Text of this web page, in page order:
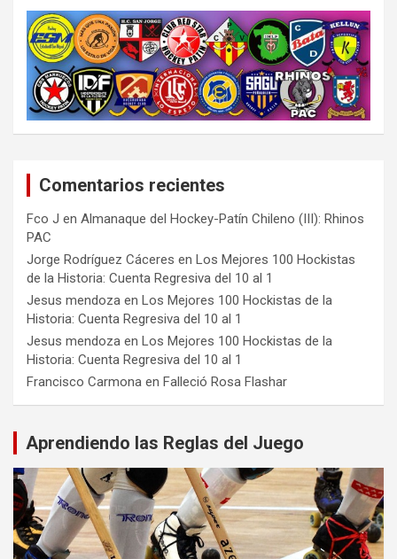
Comentarios recientes
Fco J en Almanaque del Hockey-Patín Chileno (III): Rhinos
PAC
Jorge Rodríguez Cáceres en Los Mejores 100 Hockistas
de la Historia: Cuenta Regresiva del 10 al 1
Jesus mendoza en Los Mejores 100 Hockistas de la
Historia: Cuenta Regresiva del 10 al 1
Jesus mendoza en Los Mejores 100 Hockistas de la
Historia: Cuenta Regresiva del 10 al 1
Francisco Carmona en Falleció Rosa Flashar
Aprendiendo las Reglas del Juego